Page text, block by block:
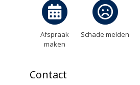
Afspraak
maken
Schade melden
Contact